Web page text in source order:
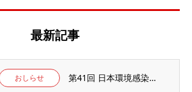
最新記事
おしらせ 第41回 日本環境感染学会総会・学術集会の併設展示ブースに出展いたします。